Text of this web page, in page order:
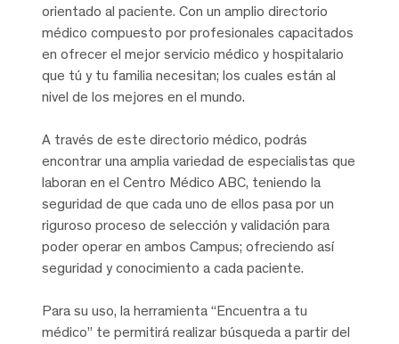
orientado al paciente. Con un amplio directorio
médico compuesto por profesionales capacitados
en ofrecer el mejor servicio médico y hospitalario
que tú y tu familia necesitan; los cuales están al
nivel de los mejores en el mundo.
A través de este directorio médico, podrás
encontrar una amplia variedad de especialistas que
laboran en el Centro Médico ABC, teniendo la
seguridad de que cada uno de ellos pasa por un
riguroso proceso de selección y validación para
poder operar en ambos Campus; ofreciendo así
seguridad y conocimiento a cada paciente.
Para su uso, la herramienta “Encuentra a tu
médico” te permitirá realizar búsqueda a partir del